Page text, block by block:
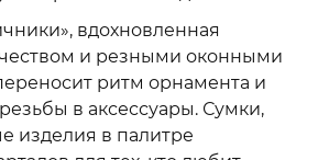
вдохновленная
и резными оконными
ритм орнамента и
в аксессуары. Сумки,
изделия в палитре